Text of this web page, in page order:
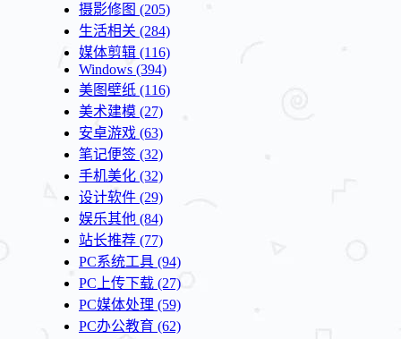
摄影修图 (205)
生活相关 (284)
媒体剪辑 (116)
Windows (394)
美图壁纸 (116)
美术建模 (27)
安卓游戏 (63)
笔记便签 (32)
手机美化 (32)
设计软件 (29)
娱乐其他 (84)
站长推荐 (77)
PC系统工具 (94)
PC上传下载 (27)
PC媒体处理 (59)
PC办公教育 (62)